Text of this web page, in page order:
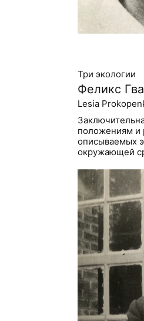
Три экологии
Феликс
Lesia
положениям и
описываемых
окружающей